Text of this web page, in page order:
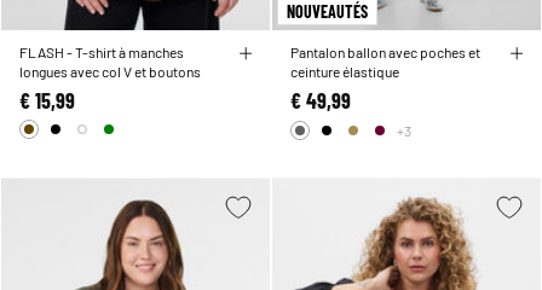
FLASH - T-shirt à manches
longues avec col V et boutons
€ 15,99
NOUVEAUTÉS
Pantalon ballon avec poches et
ceinture élastique
€ 49,99
+3